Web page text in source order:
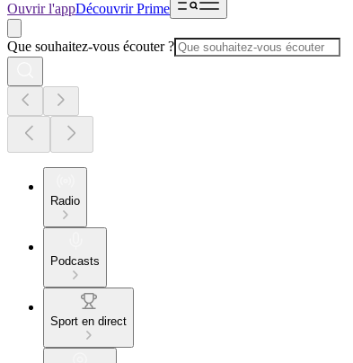
Ouvrir l'appDécouvrir Prime
Que souhaitez-vous écouter ?
Radio
Podcasts
Sport en direct